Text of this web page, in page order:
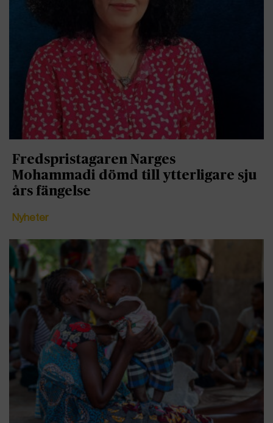
Fredspristagaren Narges
Mohammadi dömd till ytterligare sju
års fängelse
Nyheter